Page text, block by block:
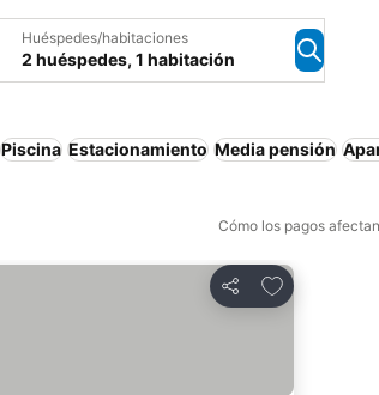
Huéspedes/habitaciones
2 huéspedes, 1 habitación
Piscina Estacionamiento Media pensión
Cómo los pagos
Compartir
Agregar a